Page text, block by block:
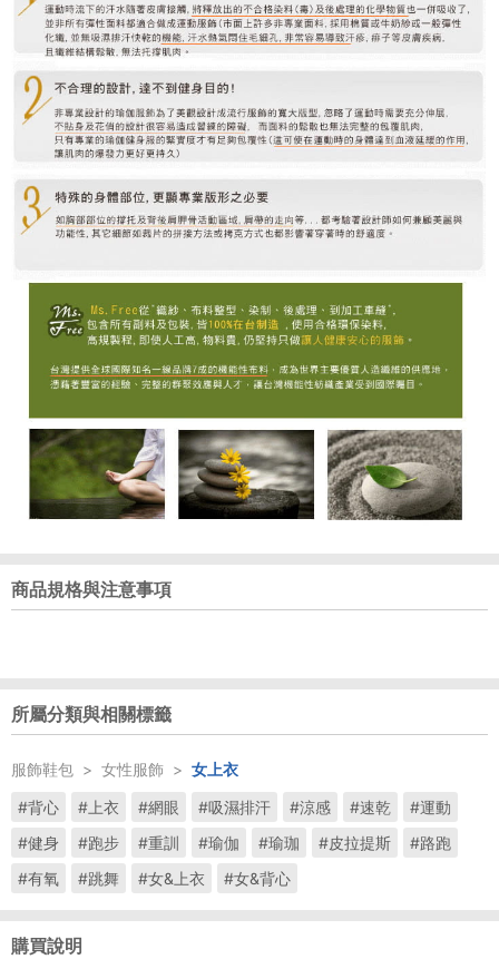
商品規格與注意事項
所屬分類與相關標籤
服飾鞋包 > 女性服飾 > 女上衣
#背心
#上衣 #網眼 #吸濕排汗 #涼感 #速乾
#運動
#健身
#跑步 #重訓 #瑜伽 #瑜珈 #皮拉提斯
#路跑
#有氧
#跳舞 #女&上衣 #女&背心
購買說明